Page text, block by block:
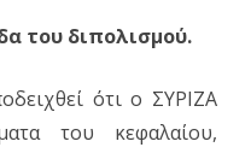
του διπολισμού.
ότι ο ΣΥΡΙΖΑ
του κεφαλαίου,